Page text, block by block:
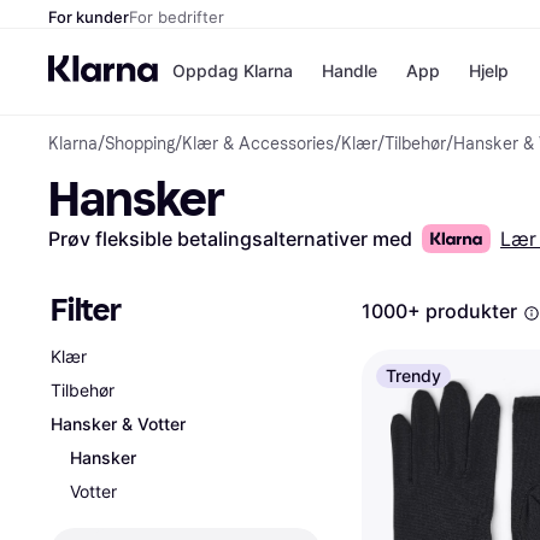
For kunderFor bedrifter
Oppdag Klarna
Betal i 3
Betal innen
Vipps
Handle
Butikker
App Hjelp
Klarna/Shopping/Klær & Accessories/Klær/Tilbehør/Hansker
Hansker
Prøv fleksible betalingsalternativer med Lær
Filter
Klær
Tilbehør
Hansker & Votter
Hansker
Votter
1000+ produkter
Trendy